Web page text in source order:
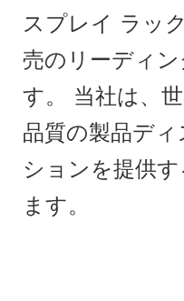
スプレイ ラッ
売のリーディ
す。 当社は、
品質の製品デ
ションを提供
ます。